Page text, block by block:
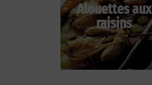
Alouettes aux
raisins